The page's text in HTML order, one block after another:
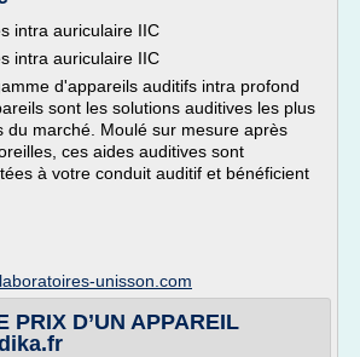
intra auriculaire IIC
intra auriculaire IIC
d'appareils auditifs intra profond
sont les solutions auditives les plus
du marché. Moulé sur mesure après
ces aides auditives sont
à votre conduit auditif et bénéficient
unisson.com
PRIX D’UN APPAREIL